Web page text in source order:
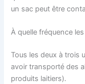
un sac peut être
À quelle fréquence
Tous les deux à trois
avoir transporté des
produits laitiers).